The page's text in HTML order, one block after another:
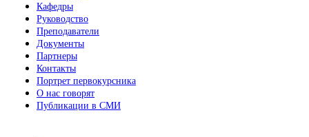
Кафедры
Руководство
Преподаватели
Документы
Партнеры
Контакты
Портрет первокурсника
О нас говорят
Публикации в СМИ